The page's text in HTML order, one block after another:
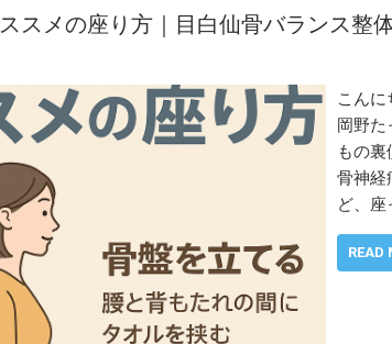
スメの座り方｜目白仙骨バランス整
こん
岡野た
もの
骨神経
ど、
READ